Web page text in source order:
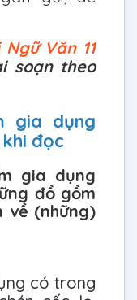
Văn 11
soạn theo
gia dụng
đọc
gia dụng
đồ gồm
về (những)
có trong